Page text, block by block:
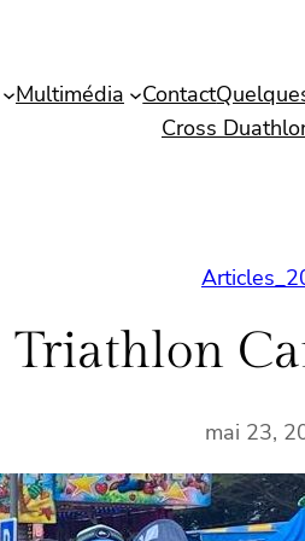
Multimédia Contact
Cross
Triathlon
mai 23,